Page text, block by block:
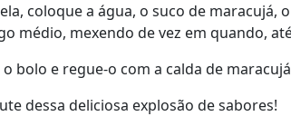
coloque a água, o suco de maracujá,
médio, mexendo de vez em quando,
bolo e regue-o com a calda de
dessa deliciosa explosão de sabores!